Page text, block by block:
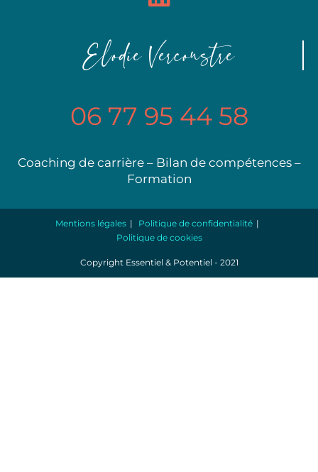
Elodie Vercoustre
06 77 95 44 58
Coaching de carrière – Bilan de compétences –
Formation
Mentions légales
Politique de confidentialité
Politique de cookies
Copyright Essentiel & Potentiel - 2021